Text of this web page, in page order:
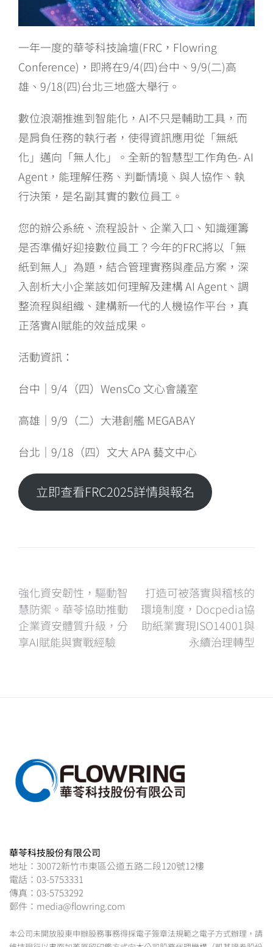
一年一度的華苓科技論壇(FRC，Flowring
Conference)，即將在9/4(四)台中、9/9(二)高
雄、9/18(四)台北三地盛大舉行。
數位浪潮推進到智能化，AI不只是輔助工具，而
是肩負任務的執行者，使得資訊應用從「無紙
化」邁向「無人化」。全新的智慧型工作角色- AI
Agent，能理解任務、判斷情境、與人協作、執
行決策，是名副其實的數位員工。
您的辦公系統、流程設計、企業入口、知識運籌
是否準備好迎接數位員工？今年的FRC將以「無
紙到無人」為題，結合管理實務與產品方案，深
入剖析大小企業該如何理解及建構 AI Agent、調
整流程與組織、建構新一代的人機協作平台，真
正落實AI賦能的效益成果。
活動資訊：
台中｜9/4（四）WensCo 文心會議室
高雄｜9/9（二）大港創艦 MEGABAY
台北｜9/18（四）文大 APA 藝文中心
立即查看FRC2025詳情與報名
文
章
強化資安韌性，驅動智
慧防禦。華苓協助推動
企業資安體質升級，分
享AI賦能與實戰經驗
打造可被落實與稽核的
環境制度，Docpedia協
助紙業實現ISO14001與
永續治理轉型
華苓科技股份有限公司
地址：30072新竹市東區公道五路二段120號12樓
電話：03-5753331
傳真：03-5753292
郵件：media@flowring.com
本公司未開放股東申辦股務事務得採電子簽章法規範之電子方式辦理，請